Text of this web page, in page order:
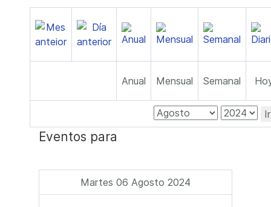
Anual Mensual Semanal
Eventos para
Martes 06 Agosto 2024